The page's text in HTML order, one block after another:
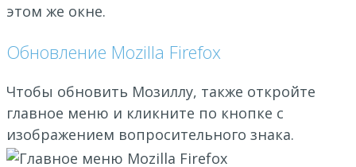
этом же окне.
Обновление Mozilla Firefox
Чтобы обновить Мозиллу, также откройте
главное меню и кликните по кнопке с
изображением вопросительного знака.